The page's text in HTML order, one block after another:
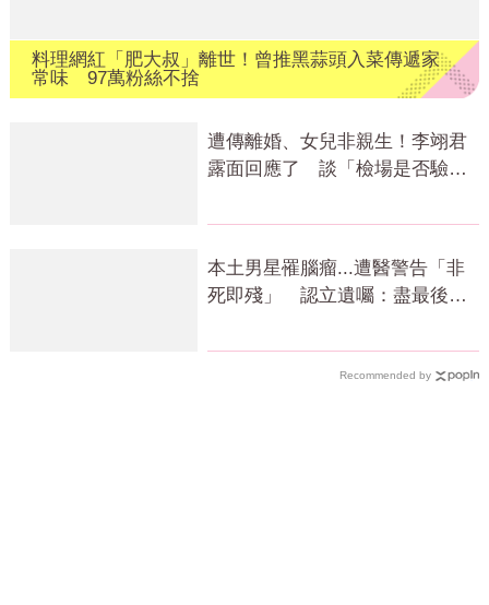
料理網紅「肥大叔」離世！曾推黑蒜頭入菜傳遞家
常味 97萬粉絲不捨
遭傳離婚、女兒非親生！李翊君
露面回應了 談「檢場是否驗
本土男星罹腦瘤...遭醫警告「非
死即殘」 認立遺囑：盡最後心
Recommended by